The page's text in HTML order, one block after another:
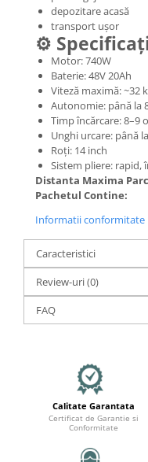
Etrieri
Cabluri de frână
Manete de frână
Consumabile & Unelte
Conectori
Organizatoare cabluri
Unelte & truse
Adezivi & pastă
Rulouri de nichel
Tuburi termocontractabile
Șuruburi / kituri prindere
depozitare acasă
transport ușor
⚙️
Motor: 740W
Baterie: 48V 20Ah
Viteză maximă: ~32
Autonomie: până la
Timp încărcare: 8–9
Unghi urcare: până
Roți: 14 inch
Sistem pliere: rapid,
Distanta Maxima
Pachetul Contine:
Informatii conformitate
Caracteristici
Review-uri(0)
FAQ
Calitate Garantata
Certificat de Garantie si
Conformitate